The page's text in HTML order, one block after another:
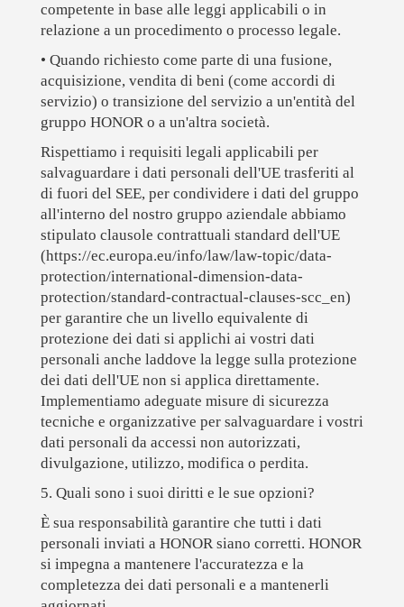
competente in base alle leggi applicabili o in
relazione a un procedimento o processo legale.
• Quando richiesto come parte di una fusione,
acquisizione, vendita di beni (come accordi di
servizio) o transizione del servizio a un'entità del
gruppo HONOR o a un'altra società.
Rispettiamo i requisiti legali applicabili per
salvaguardare i dati personali dell'UE trasferiti al
di fuori del SEE, per condividere i dati del gruppo
all'interno del nostro gruppo aziendale abbiamo
stipulato clausole contrattuali standard dell'UE
(https://ec.europa.eu/info/law/law-topic/data-
protection/international-dimension-data-
protection/standard-contractual-clauses-scc_en)
per garantire che un livello equivalente di
protezione dei dati si applichi ai vostri dati
personali anche laddove la legge sulla protezione
dei dati dell'UE non si applica direttamente.
Implementiamo adeguate misure di sicurezza
tecniche e organizzative per salvaguardare i vostri
dati personali da accessi non autorizzati,
divulgazione, utilizzo, modifica o perdita.
5. Quali sono i suoi diritti e le sue opzioni?
È sua responsabilità garantire che tutti i dati
personali inviati a HONOR siano corretti. HONOR
si impegna a mantenere l'accuratezza e la
completezza dei dati personali e a mantenerli